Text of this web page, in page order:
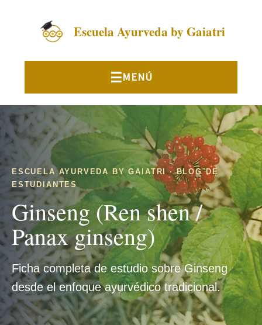
Escuela Ayurveda by Gaiatri
ESCUELA AYURVEDA BY GAIATRI · BLOG DE
ESTUDIANTES
Ginseng (Ren shen /
Panax ginseng)
Ficha completa de estudio sobre Ginseng
desde el enfoque ayurvédico tradicional.